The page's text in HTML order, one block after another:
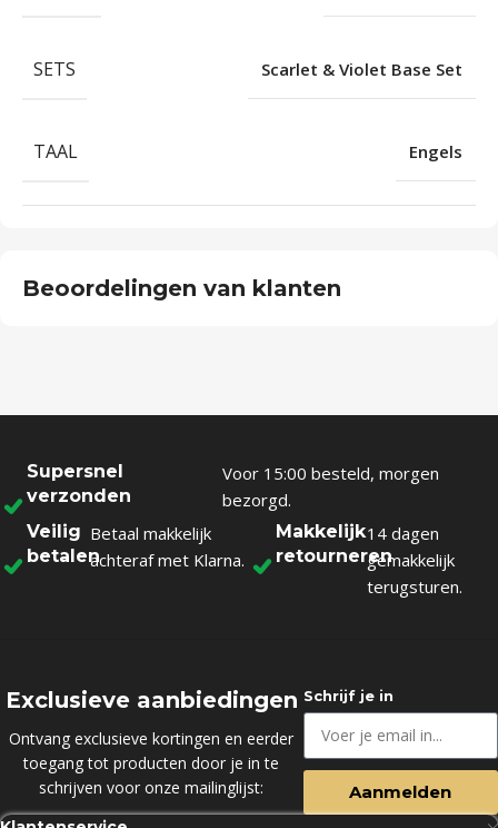
SETS Scarlet & Violet Base Set
TAAL Engels
Beoordelingen van klanten
Supersnel
verzonden
Voor 15:00 besteld, morgen
bezorgd.
Veilig
betalen
Betaal makkelijk
achteraf met Klarna.
Makkelijk
retourneren
14 dagen
gemakkelijk
terugsturen.
Exclusieve aanbiedingen
Ontvang exclusieve kortingen en eerder
toegang tot producten door je in te
schrijven voor onze mailinglijst:
Schrijf je in
Aanmelden